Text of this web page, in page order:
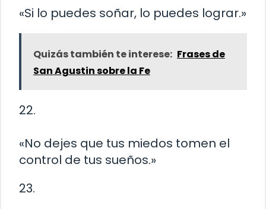
«Si lo puedes soñar, lo puedes lograr.»
Quizás también te interese: Frases de
San Agustin sobre la Fe
22.
«No dejes que tus miedos tomen el
control de tus sueños.»
23.